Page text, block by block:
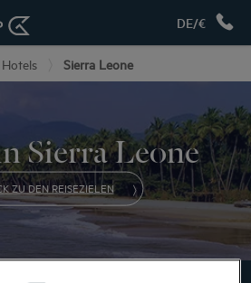
DE/€
Sierra Leone
Sierra Leone
ZU DEN REISEZIELEN